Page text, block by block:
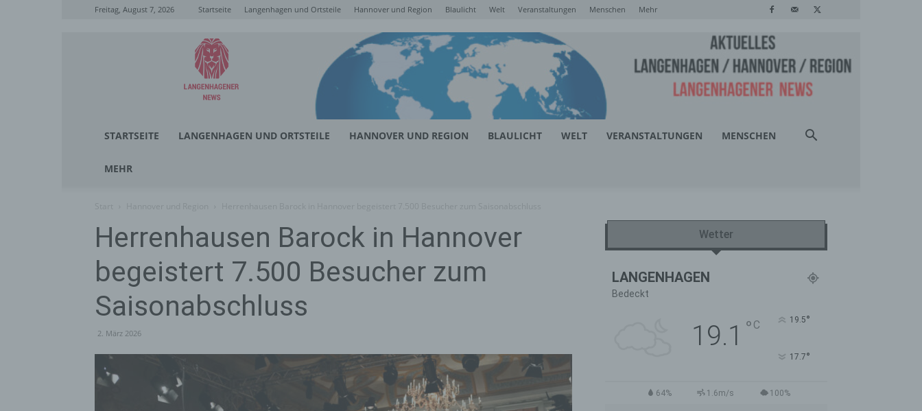
Freitag, August 7, 2026 Startseite Langenhagen und Ortsteile Hannover und Region Blaulicht Welt Veranstaltungen Menschen Mehr
Langenhagener
News
STARTSEITE LANGENHAGEN UND ORTSTEILE HANNOVER UND REGION BLAULICHT WELT VERANSTALTUNGEN MENSCHEN
MEHR
Herrenhausen Barock in Hannover
begeistert 7.500 Besucher zum
Saisonabschluss
2. März 2026
Wetter
LANGENHAGEN
Bedeckt
19.1 ° C 19.5°
17.7°
64% 1.6m/s 100%